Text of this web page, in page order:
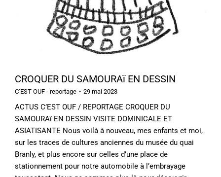
CROQUER DU SAMOURAï EN DESSIN
C’EST OUF - reportage 29 mai 2023
ACTUS C’EST OUF / REPORTAGE CROQUER DU
SAMOURAï EN DESSIN VISITE DOMINICALE ET
ASIATISANTE Nous voilà à nouveau, mes enfants et moi,
sur les traces de cultures anciennes du musée du quai
Branly, et plus encore sur celles d’une place de
stationnement pour notre automobile à l’embrayage